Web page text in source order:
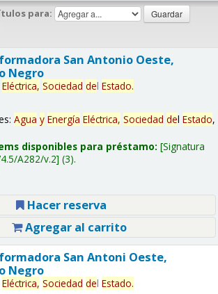
para:
San Antonio Oeste,
Negro
Eléctrica, Sociedad del Estado.
Agua y Energía Eléctrica, Sociedad del Estado,
disponibles para préstamo: Signatura
A282/v.2 (3).
Hacer reserva
Agregar al carrito
San Antoni Oeste,
Negro
Eléctrica, Sociedad del Estado.